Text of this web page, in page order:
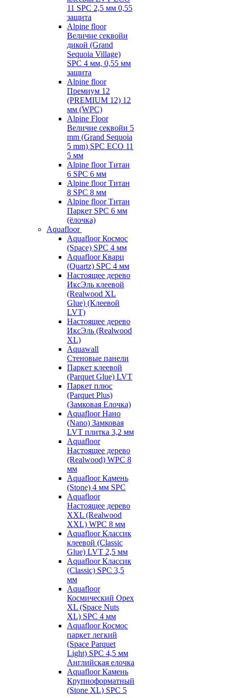
11 SPC 2,5 мм 0,55
защита
Alpine floor
Величие секвойи
дикой (Grand
Sequoia Village)
SPC 4 мм, 0,55 мм
защита
Alpine floor
Премиум 12
(PREMIUM 12) 12
мм (WPC)
Alpine Floor
Величие секвойи 5
mm (Grand Sequoia
5 mm) SPC ECO 11
5 мм
Alpine floor Титан
6 SPC 6 мм
Alpine floor Титан
8 SPC 8 мм
Alpine floor Титан
Паркет SPC 6 мм
(ёлочка)
Aquafloor
Aquafloor Космос
(Space) SPC 4 мм
Aquafloor Кварц
(Quartz) SPC 4 мм
Настоящее дерево
ИксЭль клеевой
(Realwood XL
Glue) (Клеевой
LVT)
Настоящее дерево
ИксЭль (Realwood
XL)
Aquawall
Стеновые панели
Паркет клеевой
(Parquet Glue) LVT
Паркет плюс
(Parquet Plus)
(Замковая Елочка)
Aquafloor Нано
(Nano) Замковая
LVT плитка 3,2 мм
Aquafloor
Настоящее дерево
(Realwood) WPC 8
мм
Aquafloor Камень
(Stone) 4 мм SPC
Aquafloor
Настоящее дерево
XXL (Realwood
XXL) WPC 8 мм
Aquafloor Классик
клеевой (Classic
Glue) LVT 2,5 мм
Aquafloor Классик
(Classic) SPC 3,5
мм
Aquafloor
Космический Орех
XL (Space Nuts
XL) SPC 4 мм
Aquafloor Космос
паркет легкий
(Space Parquet
Light) SPC 4,5 мм
Английская елочка
Aquafloor Камень
Крупноформатный
(Stone XL) SPC 5